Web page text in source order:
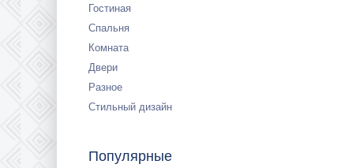
Гостиная
Спальня
Комната
Двери
Разное
Стильный дизайн
Популярные